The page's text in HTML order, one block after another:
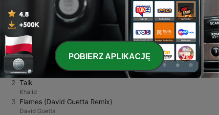
1
>
NAJLEPSZE PIOSENKI
1 Modelki
MODELKI
2 Talk
Khalid
3 Flames (David Guetta Remix)
David Guetta
POBIERZ APLIKACJĘ